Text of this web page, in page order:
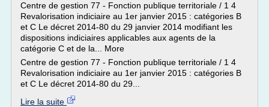
Centre de gestion 77 - Fonction publique territoriale / 1 4
Revalorisation indiciaire au 1er janvier 2015 : catégories B
et C Le décret 2014-80 du 29 janvier 2014 modifiant les
dispositions indiciaires applicables aux agents de la
catégorie C et de la... More
Centre de gestion 77 - Fonction publique territoriale / 1 4
Revalorisation indiciaire au 1er janvier 2015 : catégories B
et C Le décret 2014-80 du 29...
Lire la suite